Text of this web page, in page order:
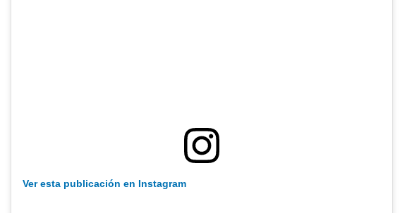
Ver esta publicación en Instagram